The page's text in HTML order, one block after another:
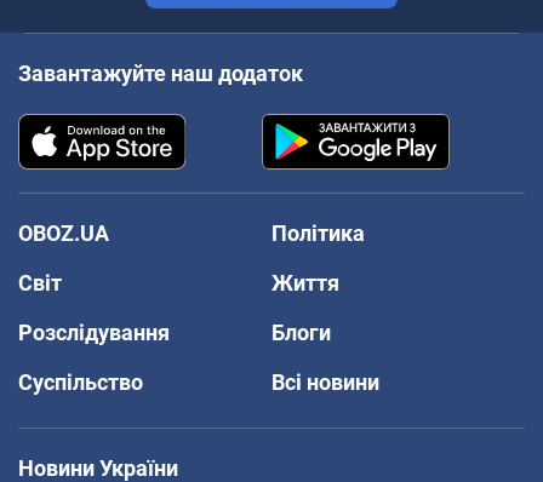
Завантажуйте наш додаток
OBOZ.UA
Політика
Світ
Життя
Розслідування
Блоги
Суспільство
Всі новини
Новини України